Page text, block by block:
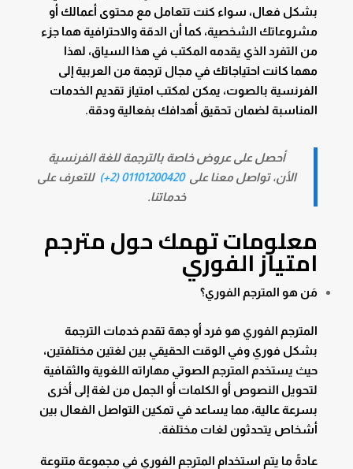
بشكل فعال، سواء كنت تتعامل مع محتوى أعمالك أو
مشروعاتك الشخصية، كما أن الدقة والاحترافية هما جزء
من التفرد الذي يقدمه المكتب في هذا السياق، لهذا
مهما كانت احتياجاتك في مجال ترجمة من العربية إلى
الفرنسية بالصوت، يمكن لمكتب امتياز تقديم الخدمات
المناسبة لضمان تحقيق أهدافك بفعالية ودقة.
أحصل على عروض خاصة بالترجمة للغة الفرنسية
الأن، تواصل معنا على01101200420 (2+)
للتعرف على
خدماتنا.
معلومات تهمك حول مترجم
امتياز الفوري
مَن هو المترجم الفوري؟
المترجم الفوري هو فرد أو جهة تقدم خدمات الترجمة
بشكل فوري وفي الوقت الحقيقي بين لغتين مختلفتين،
حيث يستخدم المترجم الصوتي مهاراته اللغوية والثقافية
لتحويل النصوص أو الكلمات أو الجمل من لغة إلى أخرى
بسرعة عالية، مما يساعد في تمكين التواصل الفعال بين
أشخاص يتحدثون لغات مختلفة.
عادةً ما يتم استخدام المترجم الفوري في مجموعة متنوعة